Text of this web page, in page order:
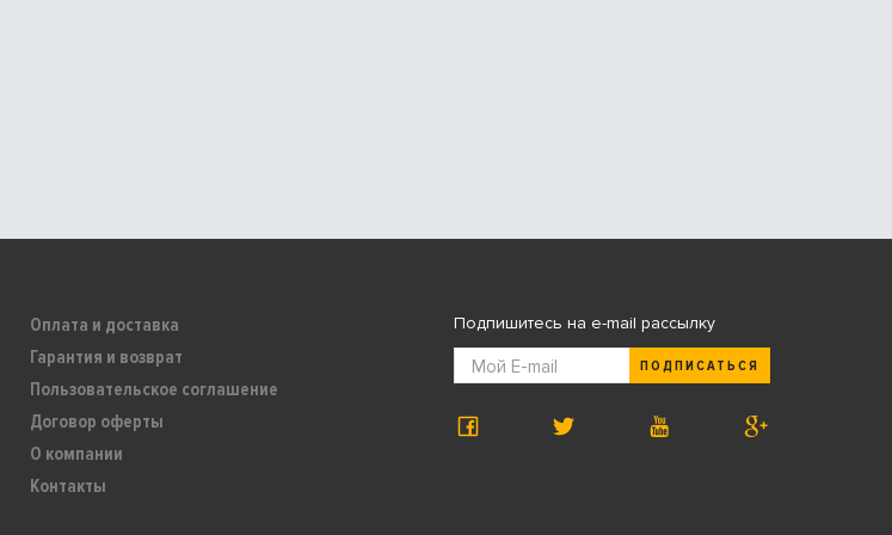
Оплата и доставка
Гарантия и возврат
Пользовательское соглашение
Договор оферты
О компании
Контакты
Подпишитесь на e-mail рассылку
ПОДПИСАТЬСЯ